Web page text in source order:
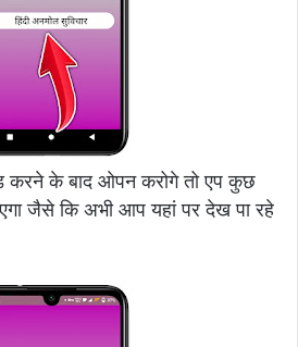
करने के बाद ओपन करोगे तो एप कुछ
जैसे कि अभी आप यहां पर देख पा रहे